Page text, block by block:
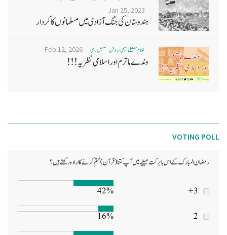
Jan 25, 2023
ہندوستان کی جنگ آزادی میں مسلمانوں کا کردار
غلام مصطفےٰ نعیمی، روشن مستقبل دہلی Feb 12, 2026
وندے ماترم اور اسلامی نظریہ!!!
VOTING POLL
رمضان المبارک کے اس بابرکت مہینے میں آپ کتنا (قرآن) ختم کرنے کا ارادہ رکھتے ہیں؟
3+
42%
2
16%